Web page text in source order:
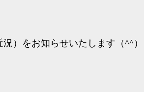
）をお知らせいたします（^^）